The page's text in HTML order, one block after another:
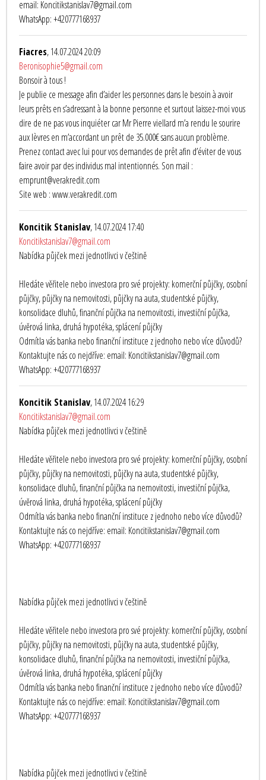
email: Koncitikstanislav7@gmail.com
WhatsApp: +420777168937
Fiacres, 14.07.2024 20:09
Beronisophie5@gmail.com
Bonsoir à tous !
Je publie ce message afin d’aider les personnes dans le besoin à avoir
leurs prêts en s’adressant à la bonne personne et surtout laissez-moi vous
dire de ne pas vous inquiéter car Mr Pierre viellard m’a rendu le sourire
aux lèvres en m’accordant un prêt de 35.000€ sans aucun problème.
Prenez contact avec lui pour vos demandes de prêt afin d’éviter de vous
faire avoir par des individus mal intentionnés. Son mail :
emprunt@verakredit.com
Site web : www.verakredit.com
Koncitik Stanislav, 14.07.2024 17:40
Koncitikstanislav7@gmail.com
Nabídka půjček mezi jednotlivci v češtině
Hledáte věřitele nebo investora pro své projekty: komerční půjčky, osobní
půjčky, půjčky na nemovitosti, půjčky na auta, studentské půjčky,
konsolidace dluhů, finanční půjčka na nemovitosti, investiční půjčka,
úvěrová linka, druhá hypotéka, splácení půjčky
Odmítla vás banka nebo finanční instituce z jednoho nebo více důvodů?
Kontaktujte nás co nejdříve: email: Koncitikstanislav7@gmail.com
WhatsApp: +420777168937
Koncitik Stanislav, 14.07.2024 16:29
Koncitikstanislav7@gmail.com
Nabídka půjček mezi jednotlivci v češtině
Hledáte věřitele nebo investora pro své projekty: komerční půjčky, osobní
půjčky, půjčky na nemovitosti, půjčky na auta, studentské půjčky,
konsolidace dluhů, finanční půjčka na nemovitosti, investiční půjčka,
úvěrová linka, druhá hypotéka, splácení půjčky
Odmítla vás banka nebo finanční instituce z jednoho nebo více důvodů?
Kontaktujte nás co nejdříve: email: Koncitikstanislav7@gmail.com
WhatsApp: +420777168937
Nabídka půjček mezi jednotlivci v češtině
Hledáte věřitele nebo investora pro své projekty: komerční půjčky, osobní
půjčky, půjčky na nemovitosti, půjčky na auta, studentské půjčky,
konsolidace dluhů, finanční půjčka na nemovitosti, investiční půjčka,
úvěrová linka, druhá hypotéka, splácení půjčky
Odmítla vás banka nebo finanční instituce z jednoho nebo více důvodů?
Kontaktujte nás co nejdříve: email: Koncitikstanislav7@gmail.com
WhatsApp: +420777168937
Nabídka půjček mezi jednotlivci v češtině